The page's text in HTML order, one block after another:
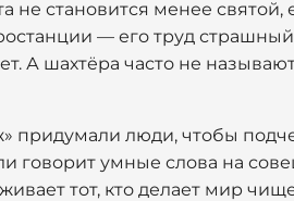
не становится менее
— его труд
А шахтёра часто не
придумали люди, чтобы
говорит умные слова на
тот, кто делает мир